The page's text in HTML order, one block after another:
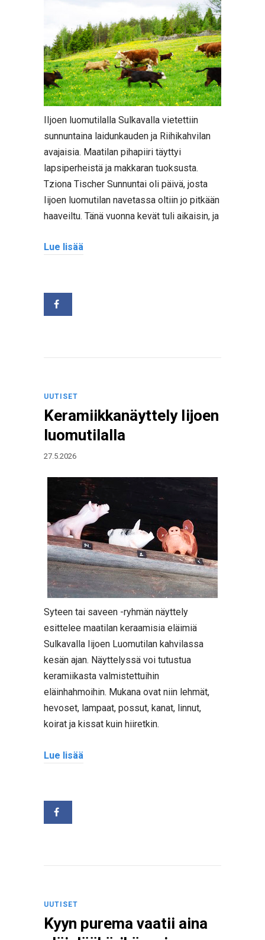
IIjoen luomutilalla Sulkavalla vietettiin
sunnuntaina laidunkauden ja Riihikahvilan
avajaisia. Maatilan pihapiiri täyttyi
lapsiperheistä ja makkaran tuoksusta.
Tziona Tischer Sunnuntai oli päivä, josta
Iijoen luomutilan navetassa oltiin jo pitkään
haaveiltu. Tänä vuonna kevät tuli aikaisin, ja
Lue lisää
UUTISET
Keramiikkanäyttely Iijoen
luomutilalla
27.5.2026
Syteen tai saveen -ryhmän näyttely
esittelee maatilan keraamisia eläimiä
Sulkavalla Iijoen Luomutilan kahvilassa
kesän ajan. Näyttelyssä voi tutustua
keramiikasta valmistettuihin
eläinhahmoihin. Mukana ovat niin lehmät,
hevoset, lampaat, possut, kanat, linnut,
koirat ja kissat kuin hiiretkin.
Lue lisää
UUTISET
Kyyn purema vaatii aina